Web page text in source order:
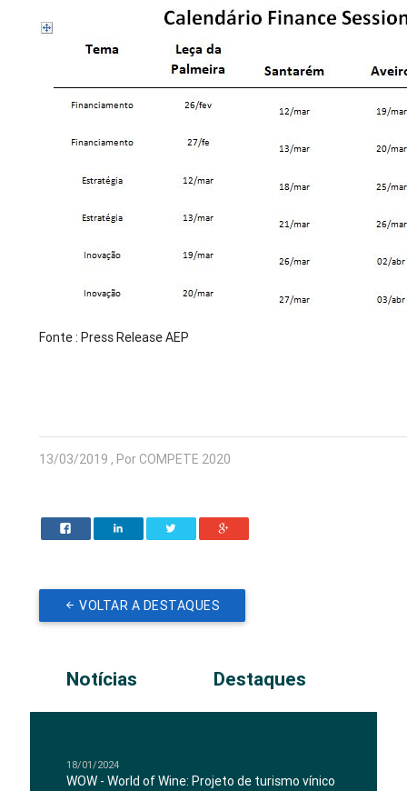
Fonte : Press Release AEP
13/03/2019 , Por COMPETE 2020
VOLTAR A DESTAQUES
Notícias Destaques
18/01/2024
WOW - World of Wine: Projeto de turismo vínico